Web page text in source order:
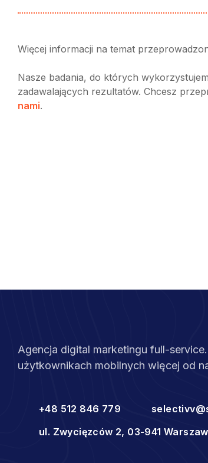
Więcej informacji na temat
Nasze badania, do których
zadawalających rezultatów. Chcesz
nami.
Agencja digital marketingu full-
użytkownikach mobilnych więcej od
+48 512 846 779
ul. Zwycięzców 2, 03-941